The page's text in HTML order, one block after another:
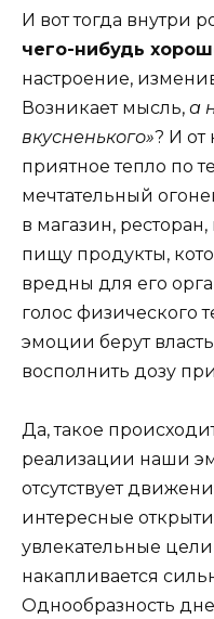
И вот тогда внутри
чего-нибудь
настроение,
Возникает мысль, а
вкусненького»? И от
приятное тепло по
мечтательный
в магазин,
пищу продукты,
вредны для его
голос физического
эмоции берут
восполнить дозу
Да, такое
реализации наши
отсутствует
интересные
увлекательные
накапливается
Однообразность